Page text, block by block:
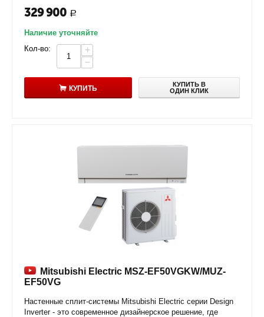
329 900 Р
Наличие уточняйте
Кол-во:
+
−
КУПИТЬ
КУПИТЬ В
ОДИН КЛИК
Mitsubishi Electric MSZ-EF50VGKW/MUZ-
EF50VG
Настенные сплит-системы Mitsubishi Electric серии Design
Inverter - это современное дизайнерское решение, где